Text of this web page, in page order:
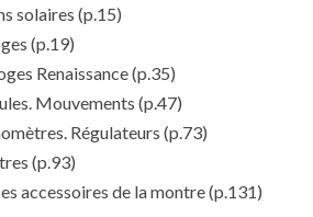
solaires (p.15)
(p.19)
Renaissance(p.35)
Mouvements (p.47)
Régulateurs (p.73)
(p.93)
accessoires de la montre(p.131)